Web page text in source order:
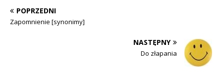
POPRZEDNI
Zapomnienie [synonimy]
NASTĘPNY
Do złapania